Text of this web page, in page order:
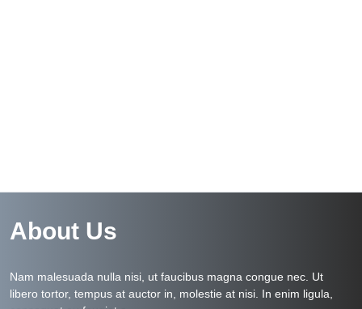
About Us
Nam malesuada nulla nisi, ut faucibus magna congue nec. Ut
libero tortor, tempus at auctor in, molestie at nisi. In enim ligula,